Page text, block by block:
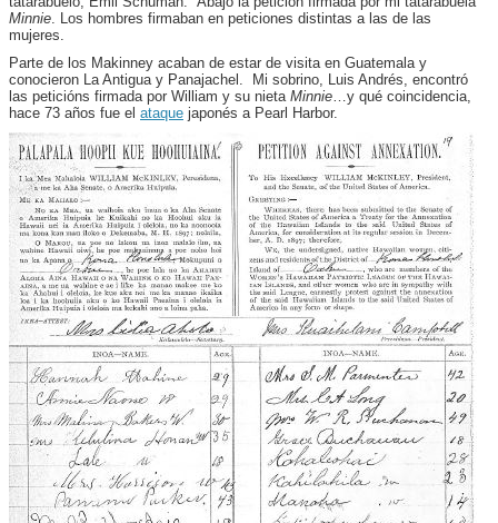
Minnie. Los hombres firmaban en peticiones distintas a las de las
mujeres.
Parte de los Makinney acaban de estar de visita en Guatemala y
conocieron La Antigua y Panajachel. Mi sobrino, Luis Andrés, encontró
las peticións firmada por William y su nieta Minnie…y qué coincidencia,
hace 73 años fue el ataque japonés a Pearl Harbor.